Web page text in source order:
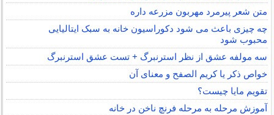
متن شعر پیرمرد مهربون مزرعه داره
چه چیزی باعث می شود دکوراسیون خانه به سبک ایتالیایی
محبوب شود
سه مولفه عشق از نظر استرنبرگ + تست عشق استرنبرگ
خواص ذکر یا کریم الصفح و معنای آن
تقویم مایا چیست؟
آموزش مرحله به مرحله فرنچ ناخن در خانه